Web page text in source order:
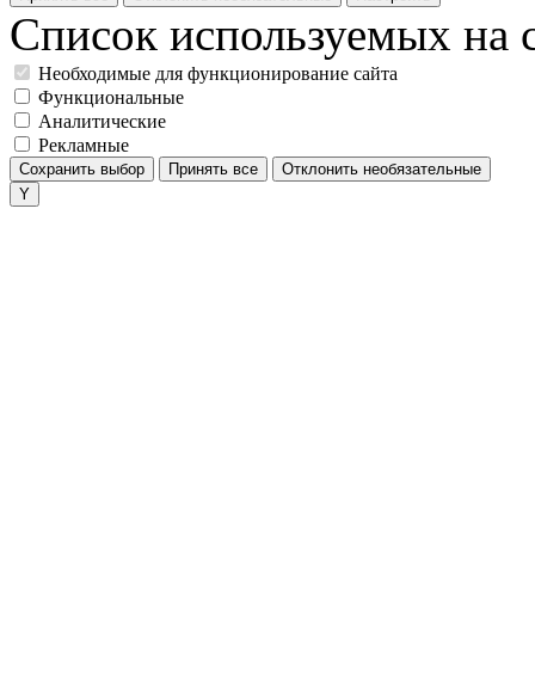
Список используемых на
Необходимые для функционирование сайта
Функциональные
Аналитические
Рекламные
Сохранить выбор Принять все Отклонить необязательные